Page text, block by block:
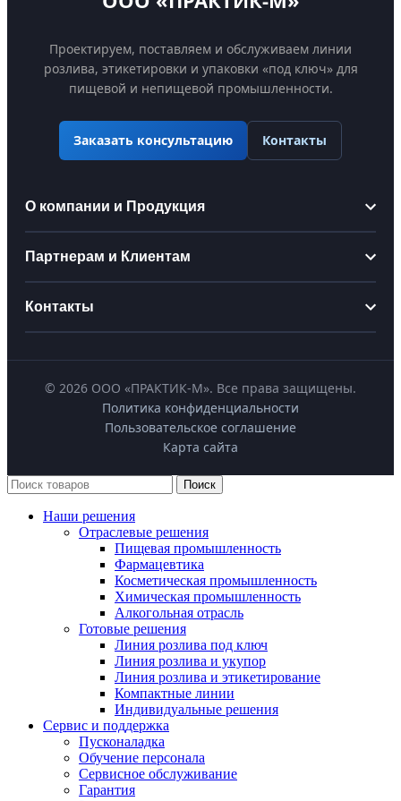
Проектируем, поставляем и обслуживаем линии
розлива, этикетировки и упаковки «под ключ» для
пищевой и непищевой промышленности.
Заказать консультацию Контакты
О компании и Продукция
Информация
О компании
Производство
Продукция
Этикетировочные машины
Укупорочное оборудование
Конвейерные системы
Запчасти и сервис
Партнерам и Клиентам
Партнерам
Стать дистрибьютором
Для производственных цехов
Для интеграторов
Условия сотрудничества
Техническая документация
Как выбрать оборудование?
Гарантия до 24 месяцев
Сервис и поддержка
Интеграция с «Честным ЗНАКОМ»
Контакты
praktikm@bk.ru
+7 (495) 127-79-73
8 (800) 511-38-28
Бесплатные звонки по РФ
Адрес производства:
рп. Малаховка, Егорьевское шоссе, 1
График работы:
Пн-Пт: 9:00–18:00 (МСК)
© 2026 ООО «ПРАКТИК-М». Все права защищены.
Политика конфиденциальности
Пользовательское соглашение
Карта сайта
Поиск
Наши решения
Отраслевые решения
Пищевая промышленность
Фармацевтика
Косметическая промышленность
Химическая промышленность
Алкогольная отрасль
Готовые решения
Линия розлива под ключ
Линия розлива и укупор
Линия розлива и этикетирование
Компактные линии
Индивидуальные решения
Сервис и поддержка
Пусконаладка
Обучение персонала
Сервисное обслуживание
Гарантия